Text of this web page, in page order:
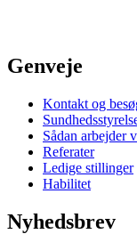
Genveje
Kontakt og
Sådan arbejder
Referater
Ledige stillinger
Habilitet
Nyhedsbrev